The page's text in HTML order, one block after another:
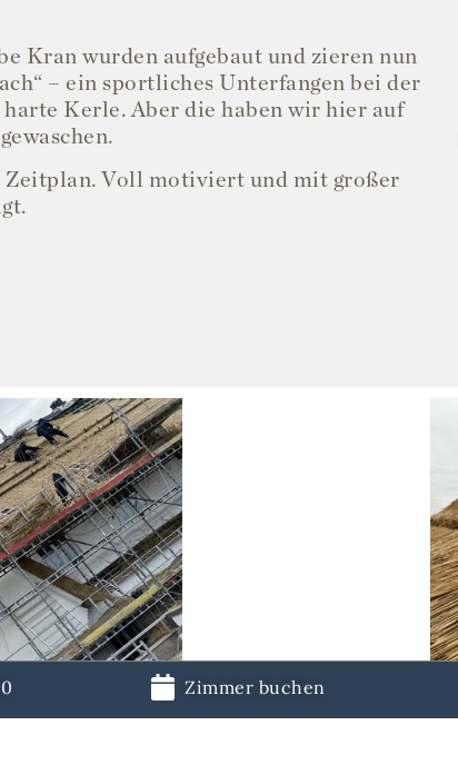
Kran wurden aufgebaut und zieren nun
– ein sportliches Unterfangen bei der
Kerle. Aber die haben wir hier auf
Zeitplan. Voll motiviert und mit großer
Zimmer buchen